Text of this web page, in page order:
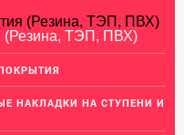
(Резина, ТЭП, ПВХ)
(Резина, ТЭП, ПВХ)
НАКЛАДКИ НА СТУПЕНИ И